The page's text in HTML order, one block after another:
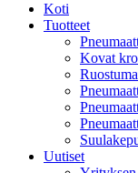
Koti
Tuotteet
Kovat
Uutiset